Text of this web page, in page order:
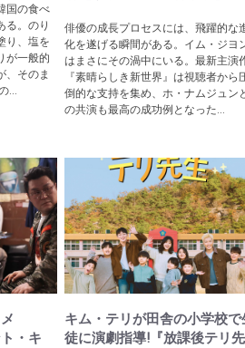
国の食べ
る。のり
り、塩を
が一般的
、そのま
...
俳優の成長プロセスには、飛躍的な
化を遂げる瞬間がある。イム・ジヨ
はまさにその渦中にいる。最新主演
『素晴らしき新世界』は視聴者から
倒的な支持を集め、ホ・ナムジュン
の共演も最高の成功例となった...
・キ
キム・テリが田舎の小学校で
徒に演劇指導!『放課後テリ先